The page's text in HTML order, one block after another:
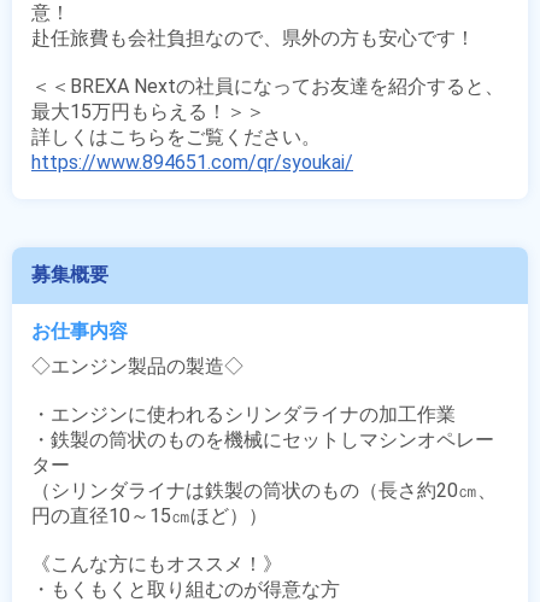
意！
赴任旅費も会社負担なので、県外の方も安心です！
＜＜BREXA Nextの社員になってお友達を紹介すると、
最大15万円もらえる！＞＞
https://www.894651.com/qr/syoukai/
募集概要
お仕事内容
◇エンジン製品の製造◇
・エンジンに使われるシリンダライナの加工作業
・鉄製の筒状のものを機械にセットしマシンオペレー
ター
（シリンダライナは鉄製の筒状のもの（長さ約20㎝、
円の直径10～15㎝ほど））
《こんな方にもオススメ！》
・もくもくと取り組むのが得意な方